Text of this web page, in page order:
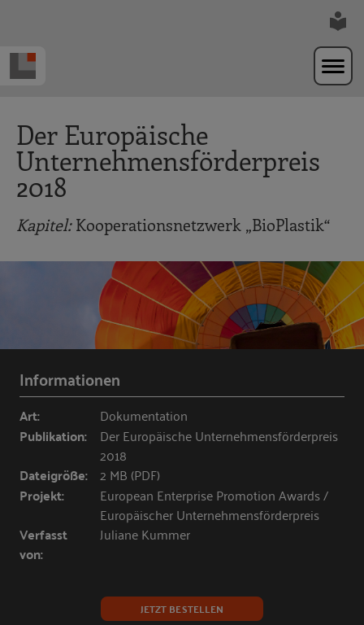
Der Europäische
Unternehmensförderpreis
2018
Kapitel:Kooperationsnetzwerk „BioPlastik“
Informationen
Art: Dokumentation
Publikation:
Der Europäische Unternehmensförderpreis
2018
Dateigröße: 2 MB (PDF)
Projekt:
European Enterprise Promotion Awards /
Europäischer Unternehmensförderpreis
Verfasst
von:
Juliane Kummer
JETZT BESTELLEN